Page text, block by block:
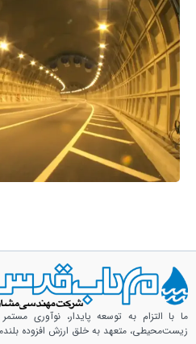
ما با التزام به توسعه پایدار، نوآوری
زیست‌محیطی، متعهد به خلق ارزش افزوده